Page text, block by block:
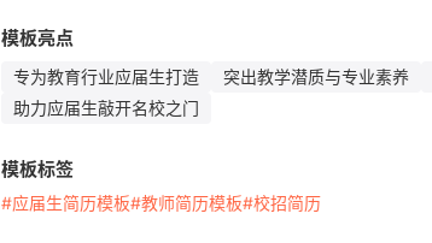
模板亮点
专为教育行业应届生打造 突出教学潜质与专业素养
助力应届生敲开名校之门
模板标签
#应届生简历模板#教师简历模板#校招简历